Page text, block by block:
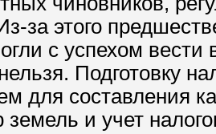
за этого
с успехом
Подготовку
для составления
и учет